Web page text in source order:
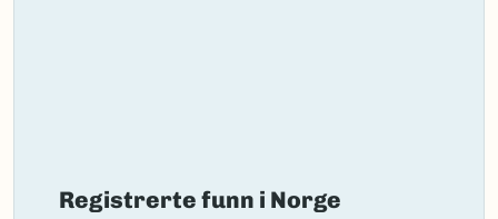
Registrerte funn i Norge